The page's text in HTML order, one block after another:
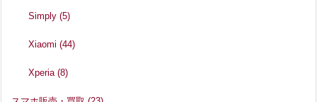
Simply(5)
Xiaomi(44)
Xperia(8)